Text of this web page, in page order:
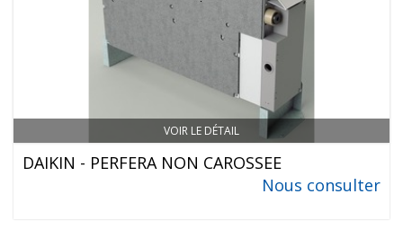
VOIR LE DÉTAIL
DAIKIN - PERFERA NON CAROSSEE
Nous consulter